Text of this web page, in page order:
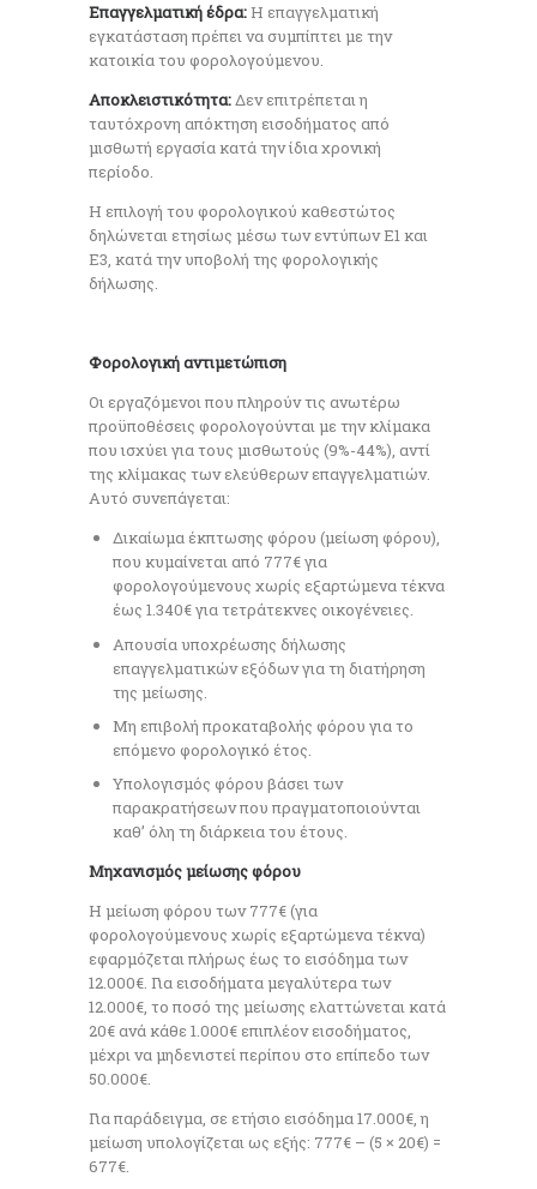
Επαγγελματική έδρα:Η επαγγελματική
εγκατάσταση πρέπει να συμπίπτει με την
κατοικία του φορολογούμενου.
Αποκλειστικότητα:Δεν επιτρέπεται η
ταυτόχρονη απόκτηση εισοδήματος από
μισθωτή εργασία κατά την ίδια χρονική
περίοδο.
Η επιλογή του φορολογικού καθεστώτος
δηλώνεται ετησίως μέσω των εντύπων Ε1 και
Ε3, κατά την υποβολή της φορολογικής
δήλωσης.
Φορολογική αντιμετώπιση
Οι εργαζόμενοι που πληρούν τις ανωτέρω
προϋποθέσεις φορολογούνται με την κλίμακα
που ισχύει για τους μισθωτούς (9%-44%), αντί
της κλίμακας των ελεύθερων επαγγελματιών.
Αυτό συνεπάγεται:
Δικαίωμα έκπτωσης φόρου (μείωση φόρου),
που κυμαίνεται από 777€ για
φορολογούμενους χωρίς εξαρτώμενα τέκνα
έως 1.340€ για τετράτεκνες οικογένειες.
Απουσία υποχρέωσης δήλωσης
επαγγελματικών εξόδων για τη διατήρηση
της μείωσης.
Μη επιβολή προκαταβολής φόρου για το
επόμενο φορολογικό έτος.
Υπολογισμός φόρου βάσει των
παρακρατήσεων που πραγματοποιούνται
καθ’ όλη τη διάρκεια του έτους.
Μηχανισμός μείωσης φόρου
Η μείωση φόρου των 777€ (για
φορολογούμενους χωρίς εξαρτώμενα τέκνα)
εφαρμόζεται πλήρως έως το εισόδημα των
12.000€. Για εισοδήματα μεγαλύτερα των
12.000€, το ποσό της μείωσης ελαττώνεται κατά
20€ ανά κάθε 1.000€ επιπλέον εισοδήματος,
μέχρι να μηδενιστεί περίπου στο επίπεδο των
50.000€.
Για παράδειγμα, σε ετήσιο εισόδημα 17.000€, η
μείωση υπολογίζεται ως εξής: 777€ – (5 × 20€) =
677€.